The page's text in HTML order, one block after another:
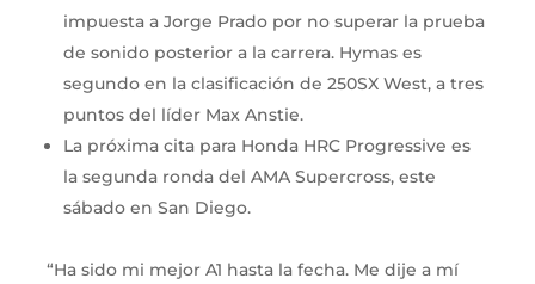
impuesta a Jorge Prado por no superar la prueba
de sonido posterior a la carrera. Hymas es
segundo en la clasificación de 250SX West, a tres
puntos del líder Max Anstie.
La próxima cita para Honda HRC Progressive es
la segunda ronda del AMA Supercross, este
sábado en San Diego.
“Ha sido mi mejor A1 hasta la fecha. Me dije a mí